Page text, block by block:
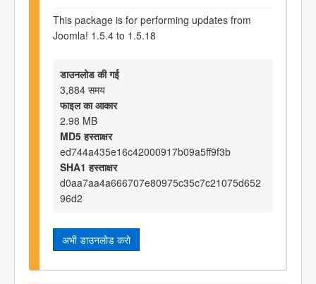
This package is for performing updates from
Joomla! 1.5.4 to 1.5.18
डाउनलोड की गई
3,884 समय
फाइल का आकार
2.98 MB
MD5 हस्ताक्षर
ed744a435e16c42000917b09a5ff9f3b
SHA1 हस्ताक्षर
d0aa7aa4a666707e80975c35c7c21075d652
96d2
अभी डाउनलोड करो